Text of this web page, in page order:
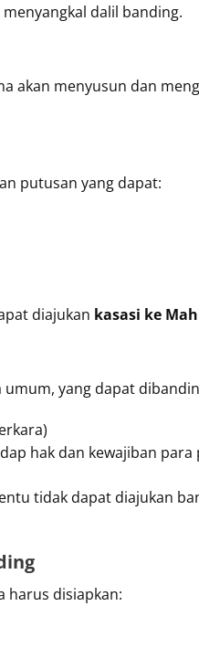
dalil banding.
akan menyusun dan
putusan yang dapat:
diajukan kasasi ke
yang dapat
hak dan kewajiban para
tidak dapat diajukan
harus disiapkan: